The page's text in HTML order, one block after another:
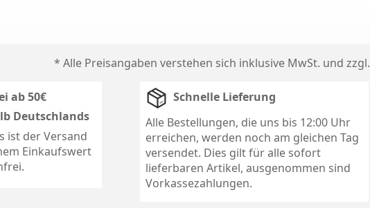
* Alle Preisangaben verstehen sich inklusive MwSt. und zzgl.
ab 50€
Deutschlands
ist der Versand
Einkaufswert
Schnelle Lieferung
Alle Bestellungen, die uns bis 12:00 Uhr
erreichen, werden noch am gleichen Tag
versendet. Dies gilt für alle sofort
lieferbaren Artikel, ausgenommen sind
Vorkassezahlungen.